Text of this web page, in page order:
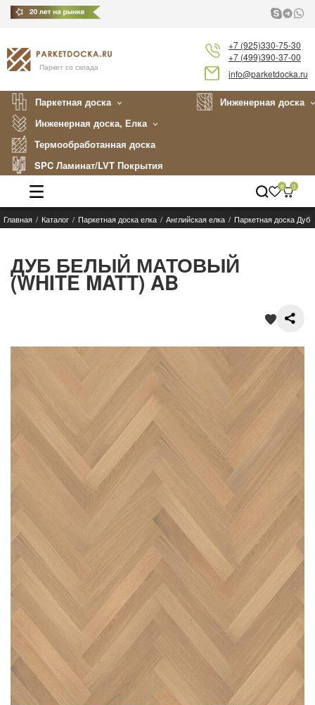
Паркет со склада
+7 (925)330-75-30
+7 (499)390-37-00
info@parketdocka.ru
Паркетная доска
Инженерная доска
Инженерная доска, Елка
Термообработанная доска
SPC Ламинат/LVT Покрытия
Каталог
Укладка
Контакты
0 0
Главная Каталог Паркетная доска елка Английская елка Паркетная доска
ДУБ БЕЛЫЙ МАТОВЫЙ
(WHITE MATT) AB